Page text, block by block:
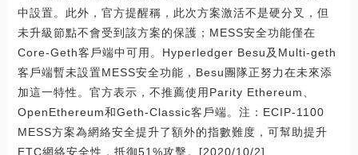
中設置。此外，官方提醒稱，此次方案激活不是硬分叉，但
未升級節點不會受到該方案的保護；MESS安全功能僅在
Core-Geth客戶端中可用。Hyperledger Besu及Multi-geth
客戶端暫未設置MESS安全功能，Besu團隊正努力在未來添
加這一特性。官方表示，不推薦使用Parity Ethereum、
OpenEthereum和Geth-Classic客戶端。注：ECIP-1100
MESS方案為網絡安全提升了額外的指數難度，可幫助提升
ETC網絡安全性，抵御51%攻擊。[2020/10/2]